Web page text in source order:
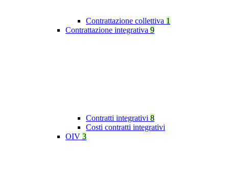
Contrattazione collettiva 1
Contrattazione integrativa 9
Contratti integrativi 8
Costi contratti integrativi
OIV 3